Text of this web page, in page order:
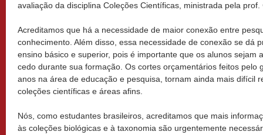
avaliação da disciplina Coleções Científicas, ministrada pela
Acreditamos que há a necessidade de maior conexão entre
conhecimento. Além disso, essa necessidade de conexão se dá
ensino básico e superior, pois é importante que os alunos sejam
cedo durante sua formação. Os cortes orçamentários feitos pelo
anos na área de educação e pesquisa, tornam ainda mais difícil
coleções científicas e áreas afins.
Nós, como estudantes brasileiros, acreditamos que mais
às coleções biológicas e à taxonomia são urgentemente